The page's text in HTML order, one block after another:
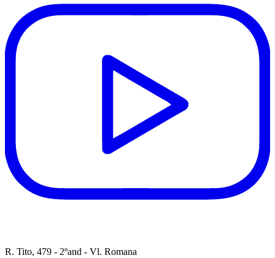
R. Tito, 479 - 2ºand - Vl. Romana